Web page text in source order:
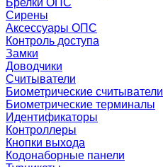
Брелки ОПС
Сирены
Аксессуары ОПС
Контроль доступа
Замки
Доводчики
Считыватели
Биометрические считыватели
Биометрические терминалы
Идентификаторы
Контроллеры
Кнопки выхода
Кодонаборные панели